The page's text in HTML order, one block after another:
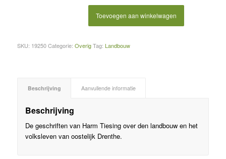
Toevoegen aan winkelwagen
SKU: 19250 Categorie: Overig Tag: Landbouw
Beschrijving Aanvullende informatie
Beschrijving
De geschriften van Harm Tiesing over den landbouw en het
volksleven van oostelijk Drenthe.